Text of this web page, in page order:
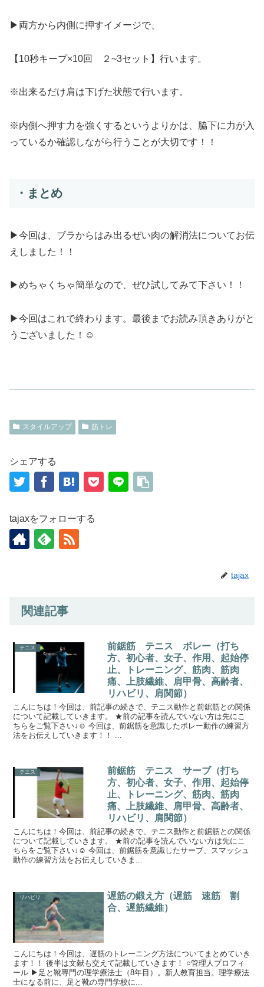
▶両方から内側に押すイメージで、
【10秒キープ×10回 ２~3セット】行います。
※出来るだけ肩は下げた状態で行います。
※内側へ押す力を強くするというよりかは、脇下に力が入
っているか確認しながら行うことが大切です！！
・まとめ
▶今回は、ブラからはみ出るぜい肉の解消法についてお伝
えしました！！
▶めちゃくちゃ簡単なので、ぜひ試してみて下さい！！
▶今回はこれで終わります。最後までお読み頂きありがと
うございました！☺
スタイルアップ 筋トレ
シェアする
tajaxをフォローする
tajax
関連記事
テニス
前鋸筋 テニス ボレー（打ち
方、初心者、女子、作用、起始停
止、トレーニング、筋肉、筋肉
痛、上肢繊維、肩甲骨、高齢者、
リハビリ、肩関節）
こんにちは！今回は、前記事の続きで、テニス動作と前鋸筋との関係
について記載していきます。 ★前の記事を読んでいない方は先にこ
ちらをご覧下さい↓☺ 今回は、前鋸筋を意識したボレー動作の練習方
法をお伝えしていきます！！ ...
テニス
前鋸筋 テニス サーブ（打ち
方、初心者、女子、作用、起始停
止、トレーニング、筋肉、筋肉
痛、上肢繊維、肩甲骨、高齢者、
リハビリ、肩関節）
こんにちは！今回は、前記事の続きで、テニス動作と前鋸筋との関係
について記載していきます。 ★前の記事を読んでいない方は先にこ
ちらをご覧下さい↓☺ 今回は、前鋸筋を意識したサーブ、スマッシュ
動作の練習方法をお伝えしていきま...
リハビリ
遅筋の鍛え方（遅筋 速筋 割
合、遅筋繊維）
こんにちは！今回は、遅筋のトレーニング方法についてまとめていき
ます！！ 後半は文献も交えて記載していきます！ ○管理人プロフィ
ール ▶足と靴専門の理学療法士（8年目）。新人教育担当。理学療法
士になる前に、足と靴の専門学校に...